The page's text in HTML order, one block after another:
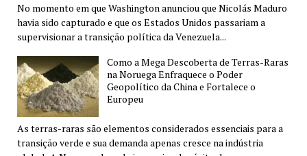
No momento em que Washington anunciou que Nicolás Maduro
havia sido capturado e que os Estados Unidos passariam a
supervisionar a transição política da Venezuela...
Como a Mega Descoberta de Terras-Raras
na Noruega Enfraquece o Poder
Geopolítico da China e Fortalece o
Europeu
As terras-raras são elementos considerados essenciais para a
transição verde e sua demanda apenas cresce na indústria